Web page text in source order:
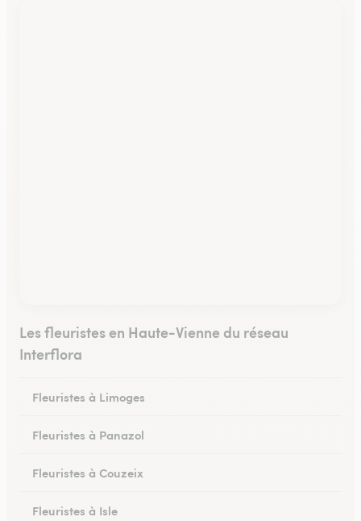
Les fleuristes en Haute-Vienne du réseau
Interflora
Fleuristes à Limoges
Fleuristes à Panazol
Fleuristes à Couzeix
Fleuristes à Isle